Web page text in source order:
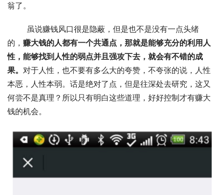
翁了。
的， 赚大钱的人都有一个共通点，那就是能够充分的利用人
性，能够找到人性的弱点并且强攻下去，就会有不错的成
果。 对于人性，也不要有多么大的夸赞，不夸张的说，人性
本恶，人性本弱。话是绝对了点，但是往深处去研究，这又
何尝不是真理？所以只有明白这些道理，好好控制才有赚大
钱的机会。